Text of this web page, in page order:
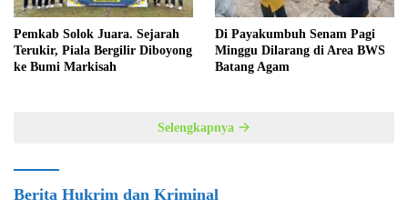
Pemkab Solok Juara. Sejarah
Terukir, Piala Bergilir Diboyong
ke Bumi Markisah
Di Payakumbuh Senam Pagi
Minggu Dilarang di Area BWS
Batang Agam
Selengkapnya
Berita Hukrim dan Kriminal